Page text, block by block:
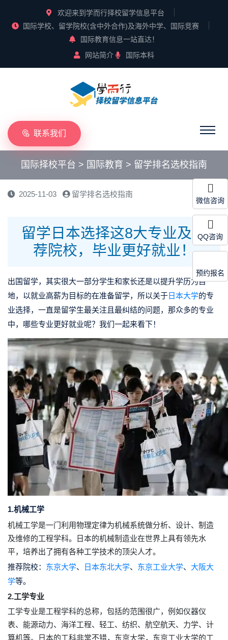
欢迎来到学而行择校留学信息平台
国际学校、留学院校(含中外合作)及海外中学、国际竞赛
国际教育信息一站直达！
网站简介
国际本科
联系我们
国际择校平台 > 国际教育 > 留学排名选校指南
2025-11-03 留学排名选校指南
留学日本选择这8大专业及推
荐院校，毕业更好就业！
出国留学，其实很大一部分学生和家长还是以提升学历为目
地，以就业高薪为目标的在准备留学，所以关于日本大学的专
业选择，一直是留学生最关注且最纠结的问题，那众多的专业
中，哪些专业更好就业呢？我们一起来看下！
1.机械工学
机械工学是一门利用物理定律为机械系统做分析、设计、制造
及维修的工程学科。日本的机械制造业在世界上具有领先水
平，培养出了拥有各种工学技术的顶尖人才。
推荐院校： 东京大学、 日本东北大学、 东京工业大学、 大阪大
学等。
2.工学专业
工学专业是工程学科的总称，包括的范围很广，例如仪器仪
表、能源动力、海洋工程、轻工、纺织、航空航天、力学、计
算机等。日本的工科非常不错，东京大学，东京工业大学的工
微信咨询
QQ咨询
预约报名